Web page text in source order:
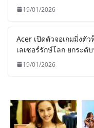
19/01/2026
Acer เปิดตัวจอเกมมิ่งตั
เลเซอร์รักษ์โลก ยกระ
19/01/2026